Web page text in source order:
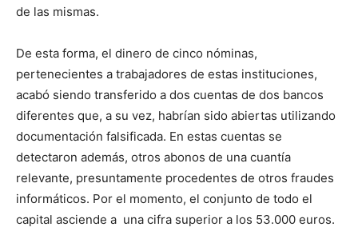
de las mismas.
De esta forma, el dinero de cinco nóminas,
pertenecientes a trabajadores de estas instituciones,
acabó siendo transferido a dos cuentas de dos bancos
diferentes que, a su vez, habrían sido abiertas utilizando
documentación falsificada. En estas cuentas se
detectaron además, otros abonos de una cuantía
relevante, presuntamente procedentes de otros fraudes
informáticos. Por el momento, el conjunto de todo el
capital asciende a una cifra superior a los 53.000 euros.